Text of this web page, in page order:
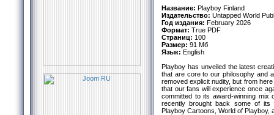
Название: Playboy Finland
Издательство: Untapped World
Год издания: February 2026
Формат: True PDF
Страниц: 100
Размер: 91 Мб
Язык: English
Playboy has unveiled the latest
that are core to our philosophy and
removed explicit nudity, but from
that our fans will experience once
committed to its award-winning mix
recently brought back some of its
Playboy Cartoons, World of Playboy,